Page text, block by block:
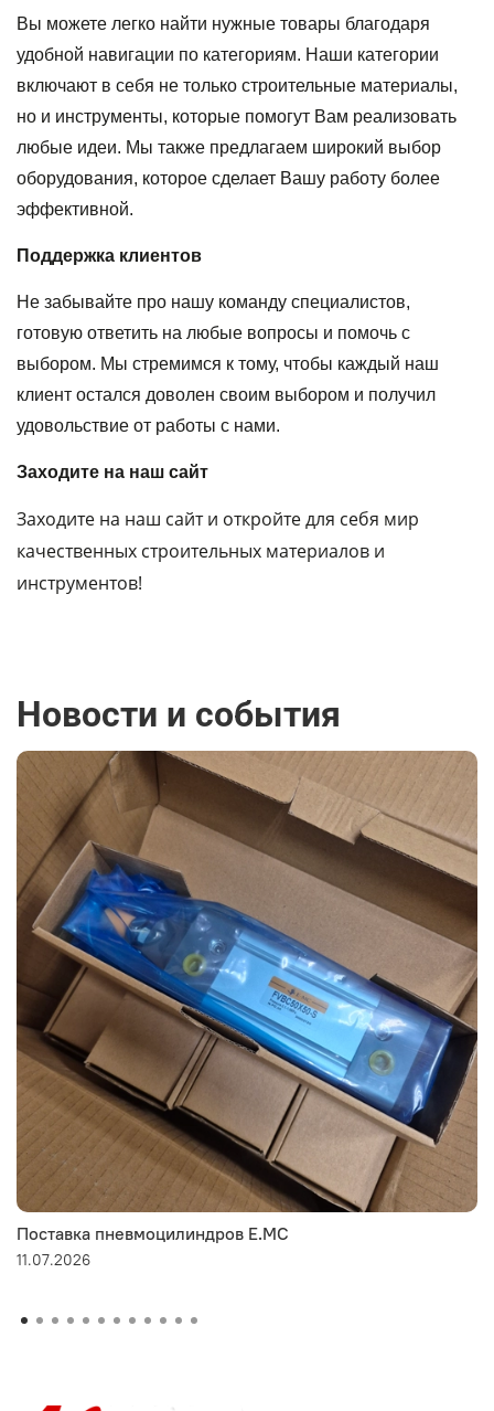
Вы можете легко найти нужные товары благодаря
удобной навигации по категориям. Наши категории
включают в себя не только строительные материалы,
но и инструменты, которые помогут Вам реализовать
любые идеи. Мы также предлагаем широкий выбор
оборудования, которое сделает Вашу работу более
эффективной.
Поддержка клиентов
Не забывайте про нашу команду специалистов,
готовую ответить на любые вопросы и помочь с
выбором. Мы стремимся к тому, чтобы каждый наш
клиент остался доволен своим выбором и получил
удовольствие от работы с нами.
Заходите на наш сайт
Заходите на наш сайт и откройте для себя мир
качественных строительных материалов и
инструментов!
Новости и события
Поставка пневмоцилиндров E.MC
11.07.2026